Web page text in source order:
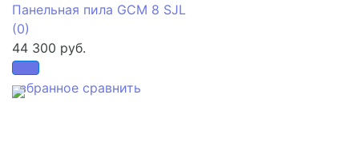
избранное сравнить
Панельная пила GCM 8 SJL
(0)
44 300 руб.